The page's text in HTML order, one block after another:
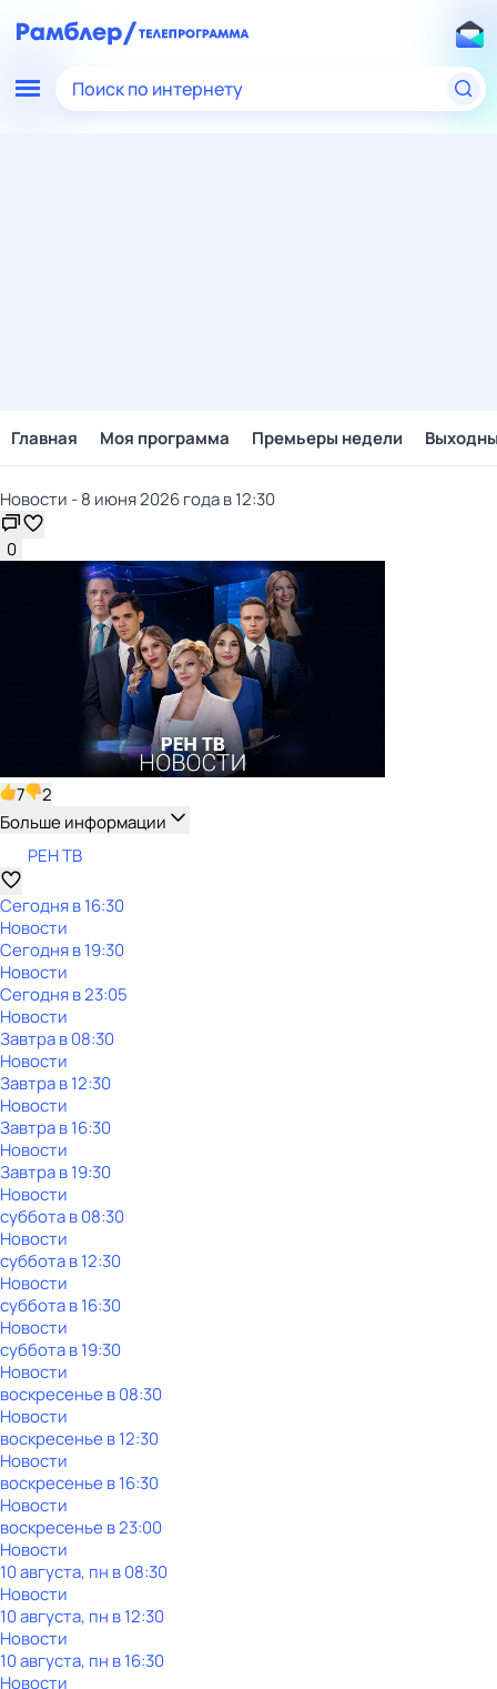
Поиск по интернету
Главная Моя программа Премьеры недели
Новости - 8 июня 2026 года в 12:30
0
7
2
Больше информации
РЕН ТВ
Сегодня в 16:30
Новости
Сегодня в 19:30
Новости
Сегодня в 23:05
Новости
Завтра в 08:30
Новости
Завтра в 12:30
Новости
Завтра в 16:30
Новости
Завтра в 19:30
Новости
субботав08:30
Новости
субботав12:30
Новости
субботав16:30
Новости
субботав19:30
Новости
воскресенье в08:30
Новости
воскресенье в12:30
Новости
воскресенье в16:30
Новости
воскресенье в23:00
Новости
10 августа, пн в 08:30
Новости
10 августа, пн в 12:30
Новости
10 августа, пн в 16:30
Новости